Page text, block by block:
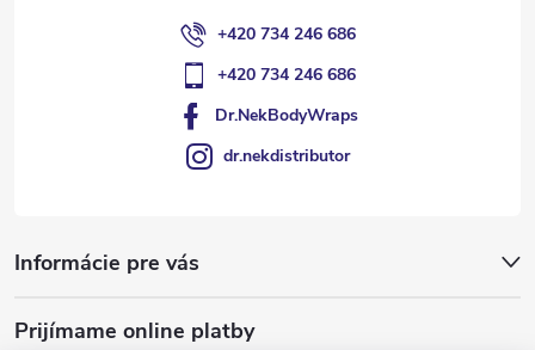
+420 734 246 686
+420 734 246 686
Dr.NekBodyWraps
dr.nekdistributor
Informácie pre vás
Prijímame online platby